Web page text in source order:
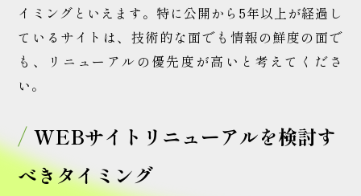
イミングといえます。特に公開から5年以上が経過し
ているサイトは、技術的な面でも情報の鮮度の面で
も、リニューアルの優先度が高いと考えてくださ
い。
WEBサイトリニューアルを検討す
べきタイミング